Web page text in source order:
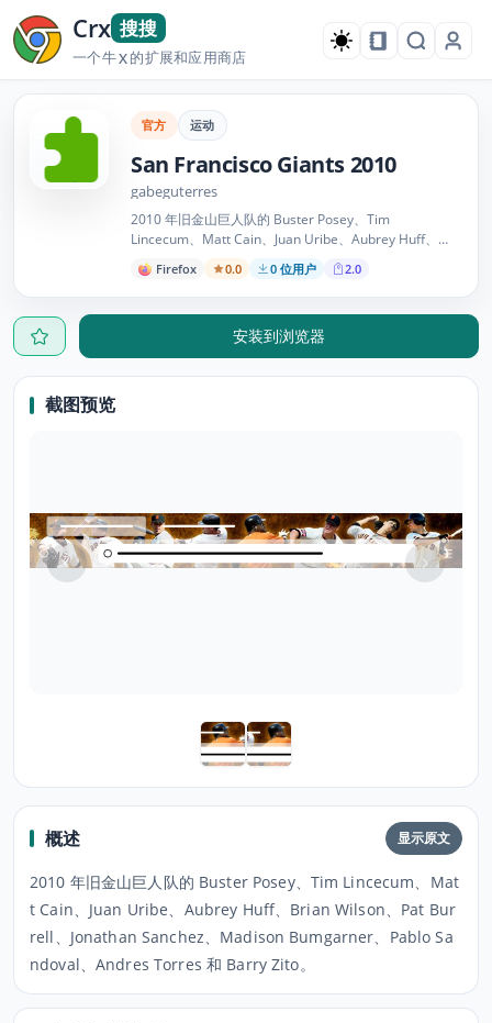
Crx 搜搜
一个牛X的扩展和应用商店
官方 运动
San Francisco Giants 2010
gabeguterres
2010 年旧金山巨人队的 Buster Posey、Tim
Lincecum、Matt Cain、Juan Uribe、Aubrey Huff、
Brian Wilson、Pat Burrell、Jonathan Sanchez、
Madison Bumgarner、Pablo Sandoval、Andres
Torres 和 Barry Zito。
Firefox 0.0 0 位用户 2.0
安装到浏览器
截图预览
概述 显示原文
2010 年旧金山巨人队的 Buster Posey、Tim Lincecum、Mat
t Cain、Juan Uribe、Aubrey Huff、Brian Wilson、Pat Bur
rell、Jonathan Sanchez、Madison Bumgarner、Pablo Sa
ndoval、Andres Torres 和 Barry Zito。